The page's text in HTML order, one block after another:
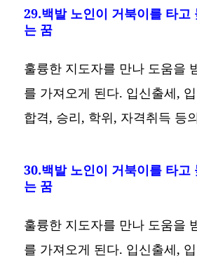
29.백발 노인이 거북이를 타고
는 꿈
훌륭한 지도자를 만나 도움을
를 가져오게 된다. 입신출세,
합격, 승리, 학위, 자격취득 등
30.백발 노인이 거북이를 타고
는 꿈
훌륭한 지도자를 만나 도움을
를 가져오게 된다. 입신출세,